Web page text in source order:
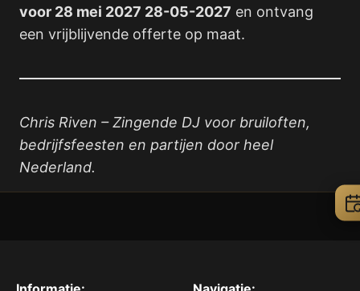
voor 28 mei 2027 28-05-2027 en ontvang
een vrijblijvende offerte op maat.
Chris Riven – Zingende DJ voor bruiloften,
bedrijfsfeesten en partijen door heel
Nederland.